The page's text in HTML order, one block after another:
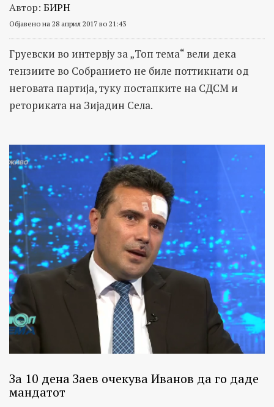
Автор: БИРН
Објавено на 28 април 2017 во 21:43
Груевски во интервју за „Топ тема“ вели дека
тензиите во Собранието не биле поттикнати од
неговата партија, туку постапките на СДСМ и
реториката на Зијадин Села.
За 10 дена Заев очекува Иванов да го даде
мандатот